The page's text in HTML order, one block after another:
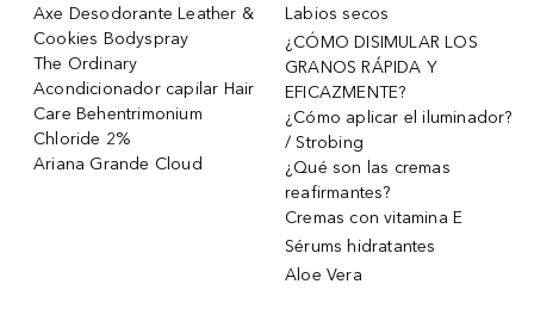
Axe Desodorante Leather &
Cookies Bodyspray
The Ordinary
Acondicionador capilar Hair
Care Behentrimonium
Chloride 2%
Ariana Grande Cloud
Labios secos
¿CÓMO DISIMULAR LOS
GRANOS RÁPIDA Y
EFICAZMENTE?
¿Cómo aplicar el iluminador?
/ Strobing
¿Qué son las cremas
reafirmantes?
Cremas con vitamina E
Sérums hidratantes
Aloe Vera